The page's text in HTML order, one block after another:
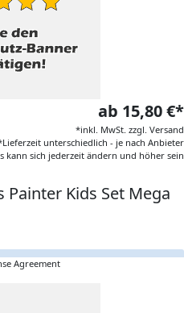
ab 15,80 €*
*inkl. MwSt. zzgl. Versand
unterschiedlich - je nach Anbieter
kann sich jederzeit ändern und höher sein
Painter Kids Set Mega
Agreement